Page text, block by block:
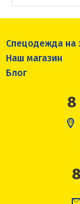
Спецодежда на
Наш магазин
Блог
8